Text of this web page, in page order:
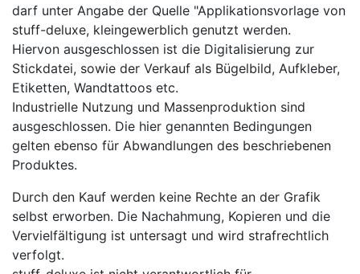
darf unter Angabe der Quelle "Applikationsvorlage von
stuff-deluxe, kleingewerblich genutzt werden.
Hiervon ausgeschlossen ist die Digitalisierung zur
Stickdatei, sowie der Verkauf als Bügelbild, Aufkleber,
Etiketten, Wandtattoos etc.
Industrielle Nutzung und Massenproduktion sind
ausgeschlossen. Die hier genannten Bedingungen
gelten ebenso für Abwandlungen des beschriebenen
Produktes.
Durch den Kauf werden keine Rechte an der Grafik
selbst erworben. Die Nachahmung, Kopieren und die
Vervielfältigung ist untersagt und wird strafrechtlich
verfolgt.